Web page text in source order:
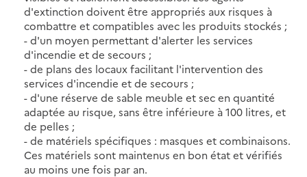
d'extinction doivent être appropriés aux risques à
combattre et compatibles avec les produits stockés ;
- d'un moyen permettant d'alerter les services
d'incendie et de secours ;
- de plans des locaux facilitant l'intervention des
services d'incendie et de secours ;
- d'une réserve de sable meuble et sec en quantité
adaptée au risque, sans être inférieure à 100 litres, et
de pelles ;
- de matériels spécifiques : masques et combinaisons.
Ces matériels sont maintenus en bon état et vérifiés
au moins une fois par an.